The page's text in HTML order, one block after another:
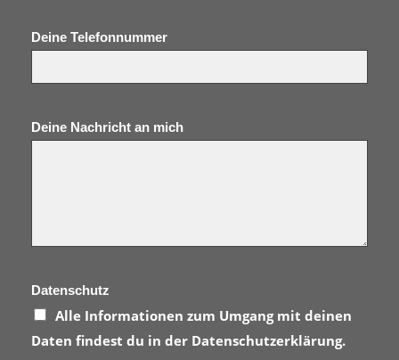
Deine Telefonnummer
Deine Nachricht an mich
Datenschutz
Alle Informationen zum Umgang mit deinen
Daten findest du in der Datenschutzerklärung.